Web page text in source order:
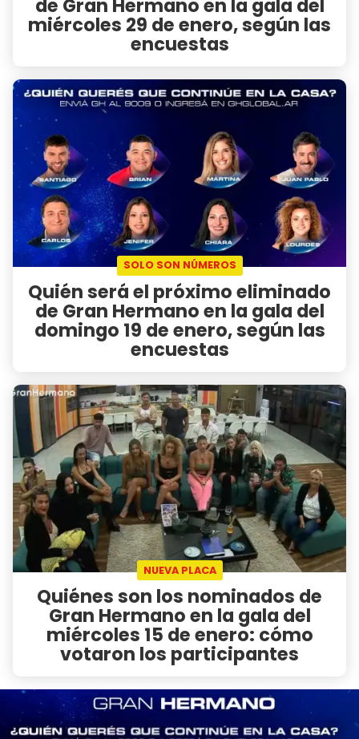
de Gran Hermano en la gala del
miércoles 29 de enero, según las
encuestas
SOLO SON NÚMEROS
Quién será el próximo eliminado
de Gran Hermano en la gala del
domingo 19 de enero, según las
encuestas
NUEVA PLACA
Quiénes son los nominados de
Gran Hermano en la gala del
miércoles 15 de enero: cómo
votaron los participantes